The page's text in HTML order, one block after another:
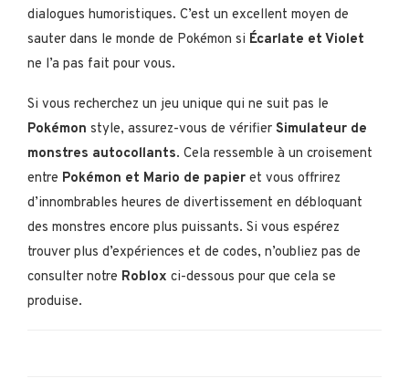
dialogues humoristiques. C’est un excellent moyen de
sauter dans le monde de Pokémon si Écarlate et Violet
ne l’a pas fait pour vous.
Si vous recherchez un jeu unique qui ne suit pas le
Pokémon style, assurez-vous de vérifier Simulateur de
monstres autocollants. Cela ressemble à un croisement
entre Pokémon et Mario de papier et vous offrirez
d’innombrables heures de divertissement en débloquant
des monstres encore plus puissants. Si vous espérez
trouver plus d’expériences et de codes, n’oubliez pas de
consulter notre Roblox ci-dessous pour que cela se
produise.